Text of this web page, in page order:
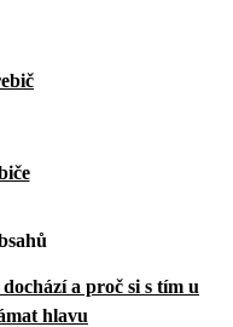
a proč si s tím u
hlavu